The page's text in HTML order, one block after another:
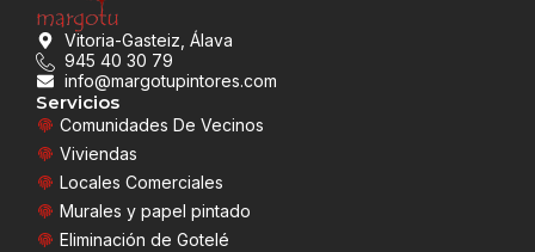
Vitoria-Gasteiz, Álava
945 40 30 79
info@margotupintores.com
Servicios
Comunidades De Vecinos
Viviendas
Locales Comerciales
Murales y papel pintado
Eliminación de Gotelé